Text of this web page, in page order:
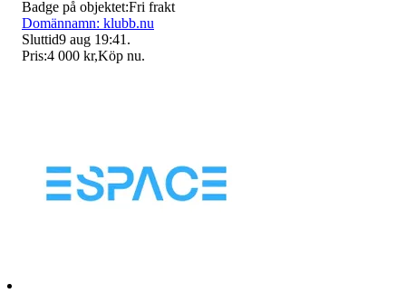
Badge på objektet:Fri frakt
Domännamn: klubb.nu
Sluttid9 aug 19:41 .
Pris:4 000 kr,Köp nu.